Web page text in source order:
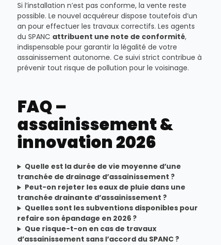
Si l’installation n’est pas conforme, la vente reste
possible. Le nouvel acquéreur dispose toutefois d’un
an pour effectuer les travaux correctifs. Les agents
du SPANC attribuent une note de conformité,
indispensable pour garantir la légalité de votre
assainissement autonome. Ce suivi strict contribue à
prévenir tout risque de pollution pour le voisinage.
FAQ –
assainissement &
innovation 2026
Quelle est la durée de vie moyenne d’une
tranchée de drainage d’assainissement ?
Peut-on rejeter les eaux de pluie dans une
tranchée drainante d’assainissement ?
Quelles sont les subventions disponibles pour
refaire son épandage en 2026 ?
Que risque-t-on en cas de travaux
d’assainissement sans l’accord du SPANC ?